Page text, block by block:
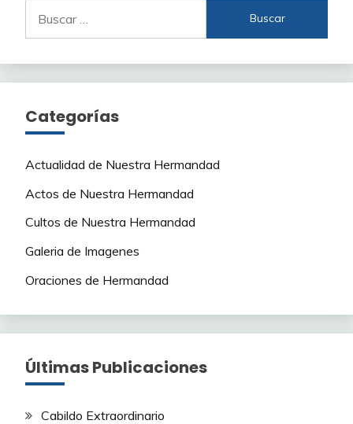
Categorías
Actualidad de Nuestra Hermandad
Actos de Nuestra Hermandad
Cultos de Nuestra Hermandad
Galeria de Imagenes
Oraciones de Hermandad
Últimas Publicaciones
Cabildo Extraordinario